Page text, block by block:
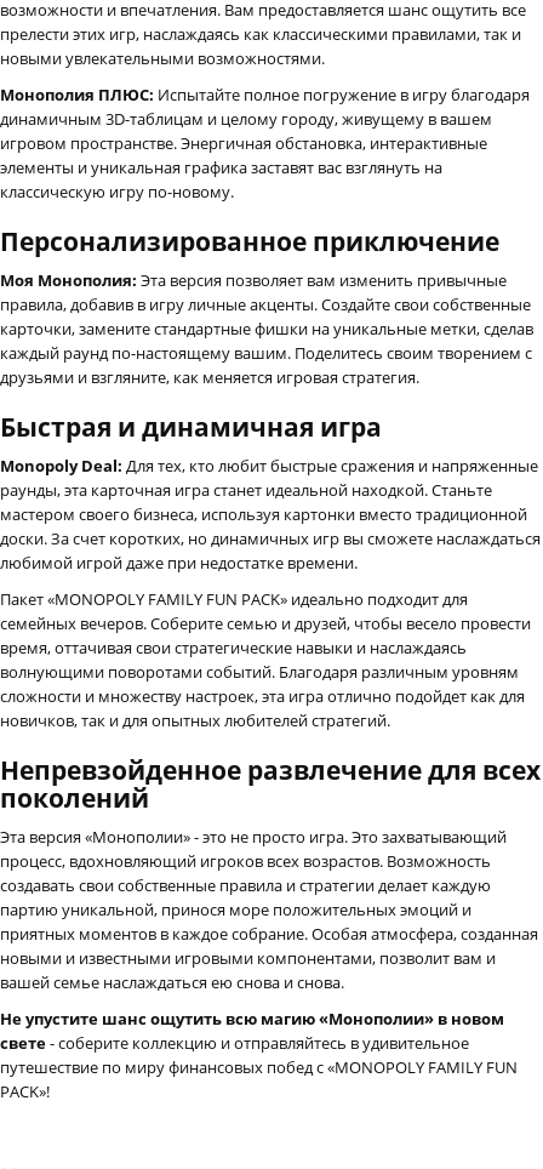
возможности и впечатления. Вам предоставляется шанс ощутить все
прелести этих игр, наслаждаясь как классическими правилами, так и
новыми увлекательными возможностями.
Монополия ПЛЮС: Испытайте полное погружение в игру благодаря
динамичным 3D-таблицам и целому городу, живущему в вашем
игровом пространстве. Энергичная обстановка, интерактивные
элементы и уникальная графика заставят вас взглянуть на
классическую игру по-новому.
Персонализированное приключение
Моя Монополия: Эта версия позволяет вам изменить привычные
правила, добавив в игру личные акценты. Создайте свои собственные
карточки, замените стандартные фишки на уникальные метки, сделав
каждый раунд по-настоящему вашим. Поделитесь своим творением с
друзьями и взгляните, как меняется игровая стратегия.
Быстрая и динамичная игра
Monopoly Deal: Для тех, кто любит быстрые сражения и напряженные
раунды, эта карточная игра станет идеальной находкой. Станьте
мастером своего бизнеса, используя картонки вместо традиционной
доски. За счет коротких, но динамичных игр вы сможете наслаждаться
любимой игрой даже при недостатке времени.
Пакет «MONOPOLY FAMILY FUN PACK» идеально подходит для
семейных вечеров. Соберите семью и друзей, чтобы весело провести
время, оттачивая свои стратегические навыки и наслаждаясь
волнующими поворотами событий. Благодаря различным уровням
сложности и множеству настроек, эта игра отлично подойдет как для
новичков, так и для опытных любителей стратегий.
Непревзойденное развлечение для всех
поколений
Эта версия «Монополии» - это не просто игра. Это захватывающий
процесс, вдохновляющий игроков всех возрастов. Возможность
создавать свои собственные правила и стратегии делает каждую
партию уникальной, принося море положительных эмоций и
приятных моментов в каждое собрание. Особая атмосфера, созданная
новыми и известными игровыми компонентами, позволит вам и
вашей семье наслаждаться ею снова и снова.
Не упустите шанс ощутить всю магию «Монополии» в новом
свете- соберите коллекцию и отправляйтесь в удивительное
путешествие по миру финансовых побед с «MONOPOLY FAMILY FUN
PACK»!